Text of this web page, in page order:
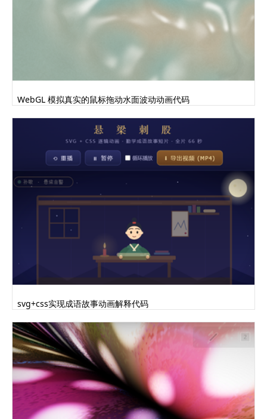
WebGL 模拟真实的鼠标拖动水面波动动画代码
svg+css实现成语故事动画解释代码